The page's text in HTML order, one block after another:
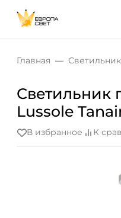
Главная
Светильник
Lussole
В избранное К